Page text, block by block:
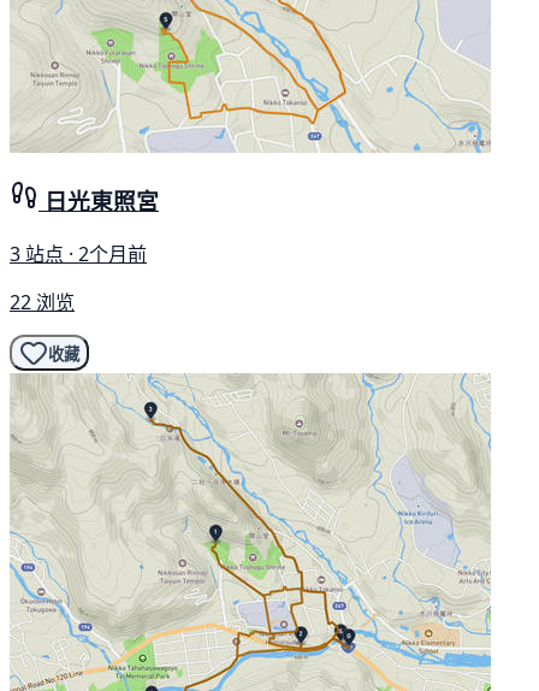
日光東照宮
3 站点 · 2个月前
22 浏览
收藏